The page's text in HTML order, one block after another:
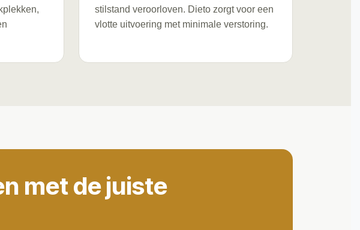
stilstand veroorloven. Dieto zorgt voor een
vlotte uitvoering met minimale verstoring.
met de juiste